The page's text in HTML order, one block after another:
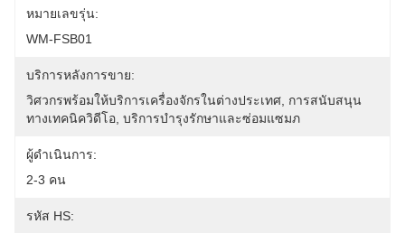
หมายเลขรุ่น:
WM-FSB01
บริการหลังการขาย:
วิศวกรพร้อมให้บริการเครื่องจักรในต่างประเทศ, การสนับสนุน
ทางเทคนิควิดีโอ, บริการบำรุงรักษาและซ่อมแซมภ
ผู้ดำเนินการ:
2-3 คน
รหัส HS: